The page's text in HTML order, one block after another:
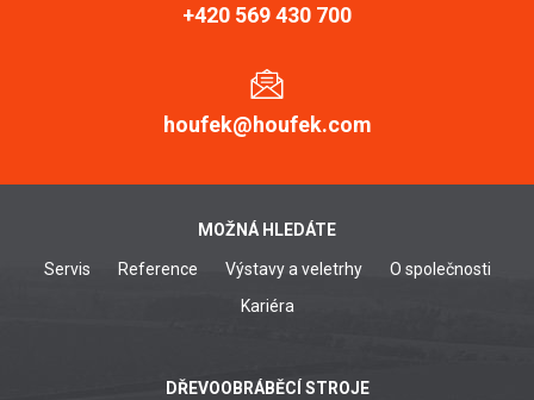
+420 569 430 700
houfek@houfek.com
MOŽNÁ HLEDÁTE
Servis Reference Výstavy a veletrhy
O společnosti
Kariéra
DŘEVOOBRÁBĚCÍ STROJE